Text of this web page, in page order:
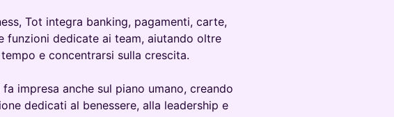
Tot integra banking, pagamenti, carte,
funzioni dedicate ai team, aiutando oltre
e concentrarsi sulla crescita.
impresa anche sul piano umano, creando
dedicati al benessere, alla leadership e